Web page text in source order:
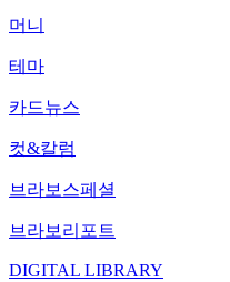
머니
테마
카드뉴스
컷&칼럼
브라보스페셜
브라보리포트
DIGITAL LIBRARY